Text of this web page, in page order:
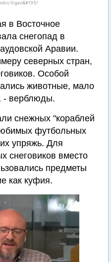
Vigan&#195;²
в Восточное
снегопад в
Аравии.
северных стран,
Особой
животные, мало
- верблюды.
снежных "кораблей
футбольных
упряжь. Для
снеговиков вместо
предметы
как куфия.